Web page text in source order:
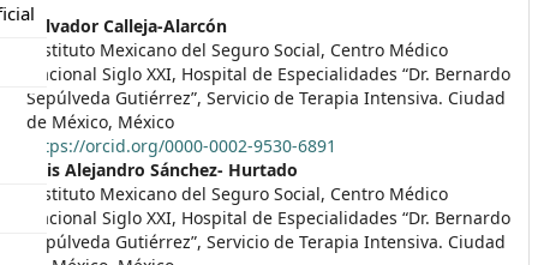
Salvador Calleja-Alarcón
Instituto Mexicano del Seguro Social, Centro Médico
Nacional Siglo XXI, Hospital de Especialidades “Dr. Bernardo
Sepúlveda Gutiérrez”, Servicio de Terapia Intensiva. Ciudad
de México, México
https://orcid.org/0000-0002-9530-6891
Luis Alejandro Sánchez- Hurtado
Instituto Mexicano del Seguro Social, Centro Médico
Nacional Siglo XXI, Hospital de Especialidades “Dr. Bernardo
Sepúlveda Gutiérrez”, Servicio de Terapia Intensiva. Ciudad